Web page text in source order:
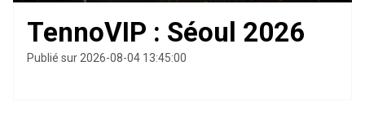
TennoVIP : Séoul 2026
Publié sur 2026-08-04 13:45:00